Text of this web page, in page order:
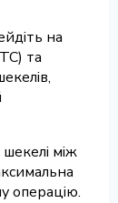
на
та
шекелі між
операцію.